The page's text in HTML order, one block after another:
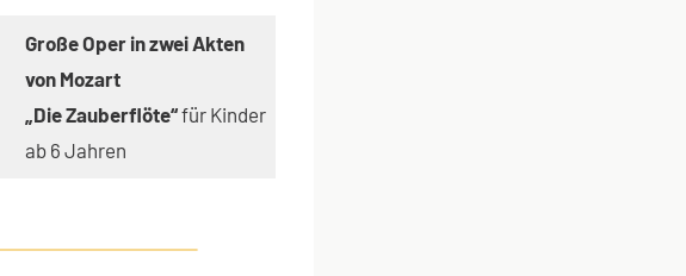
Große Oper in zwei Akten
von Mozart
„Die Zauberflöte“für Kinder
ab 6 Jahren